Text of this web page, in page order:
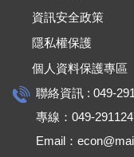
資訊安全政策
隱私權保護
個人資料保護專區
聯絡資訊 : 049-
專線：049-
Email：